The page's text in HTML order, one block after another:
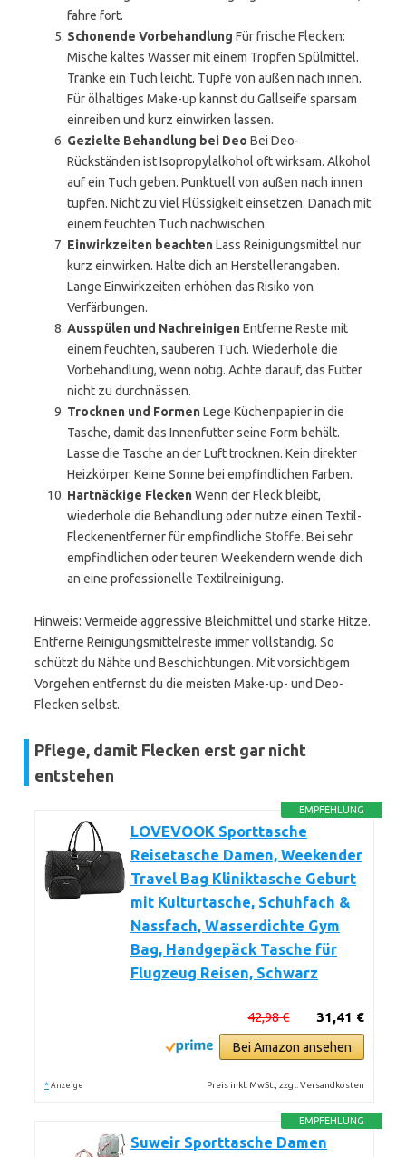
fahre fort.
Schonende Vorbehandlung Für frische Flecken:
Mische kaltes Wasser mit einem Tropfen Spülmittel.
Tränke ein Tuch leicht. Tupfe von außen nach innen.
Für ölhaltiges Make-up kannst du Gallseife sparsam
einreiben und kurz einwirken lassen.
Gezielte Behandlung bei Deo Bei Deo-
Rückständen ist Isopropylalkohol oft wirksam. Alkohol
auf ein Tuch geben. Punktuell von außen nach innen
tupfen. Nicht zu viel Flüssigkeit einsetzen. Danach mit
einem feuchten Tuch nachwischen.
Einwirkzeiten beachtenLass Reinigungsmittel nur
kurz einwirken. Halte dich an Herstellerangaben.
Lange Einwirkzeiten erhöhen das Risiko von
Verfärbungen.
Ausspülen und NachreinigenEntferne Reste mit
einem feuchten, sauberen Tuch. Wiederhole die
Vorbehandlung, wenn nötig. Achte darauf, das Futter
nicht zu durchnässen.
Trocknen und FormenLege Küchenpapier in die
Tasche, damit das Innenfutter seine Form behält.
Lasse die Tasche an der Luft trocknen. Kein direkter
Heizkörper. Keine Sonne bei empfindlichen Farben.
Hartnäckige FleckenWenn der Fleck bleibt,
wiederhole die Behandlung oder nutze einen Textil-
Fleckenentferner für empfindliche Stoffe. Bei sehr
empfindlichen oder teuren Weekendern wende dich
an eine professionelle Textilreinigung.
Hinweis: Vermeide aggressive Bleichmittel und starke Hitze.
Entferne Reinigungsmittelreste immer vollständig. So
schützt du Nähte und Beschichtungen. Mit vorsichtigem
Vorgehen entfernst du die meisten Make-up- und Deo-
Flecken selbst.
Pflege, damit Flecken erst gar nicht
entstehen
EMPFEHLUNG
LOVEVOOK Sporttasche
Reisetasche Damen, Weekender
Travel Bag Kliniktasche Geburt
mit Kulturtasche, Schuhfach &
Nassfach, Wasserdichte Gym
Bag, Handgepäck Tasche für
Flugzeug Reisen, Schwarz
31,41 €
42,98 €
Bei Amazon ansehen
* Anzeige Preis inkl. MwSt., zzgl. Versandkosten
EMPFEHLUNG
Suweir Sporttasche Damen